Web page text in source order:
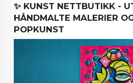
KUNST OG KUNSTNEREN
MALERIER BLOGG
✨ KUNST NETTBUTIKK -
HÅNDMALTE MALERIER
POPKUNST